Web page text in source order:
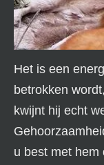
Het is een
betrokken
kwijnt hij echt
u best met hem